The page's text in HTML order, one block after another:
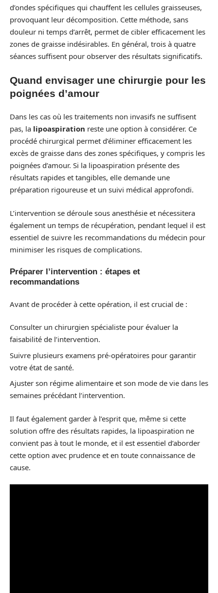
d’ondes spécifiques qui chauffent les cellules graisseuses,
provoquant leur décomposition. Cette méthode, sans
douleur ni temps d’arrêt, permet de cibler efficacement les
zones de graisse indésirables. En général, trois à quatre
séances suffisent pour observer des résultats significatifs.
Quand envisager une chirurgie pour les
poignées d’amour
Dans les cas où les traitements non invasifs ne suffisent
pas, la lipoaspiration reste une option à considérer. Ce
procédé chirurgical permet d’éliminer efficacement les
excès de graisse dans des zones spécifiques, y compris les
poignées d’amour. Si la lipoaspiration présente des
résultats rapides et tangibles, elle demande une
préparation rigoureuse et un suivi médical approfondi.
L’intervention se déroule sous anesthésie et nécessitera
également un temps de récupération, pendant lequel il est
essentiel de suivre les recommandations du médecin pour
minimiser les risques de complications.
Préparer l’intervention : étapes et
recommandations
Avant de procéder à cette opération, il est crucial de :
Consulter un chirurgien spécialiste pour évaluer la
faisabilité de l’intervention.
Suivre plusieurs examens pré-opératoires pour garantir
votre état de santé.
Ajuster son régime alimentaire et son mode de vie dans les
semaines précédant l’intervention.
Il faut également garder à l’esprit que, même si cette
solution offre des résultats rapides, la lipoaspiration ne
convient pas à tout le monde, et il est essentiel d’aborder
cette option avec prudence et en toute connaissance de
cause.